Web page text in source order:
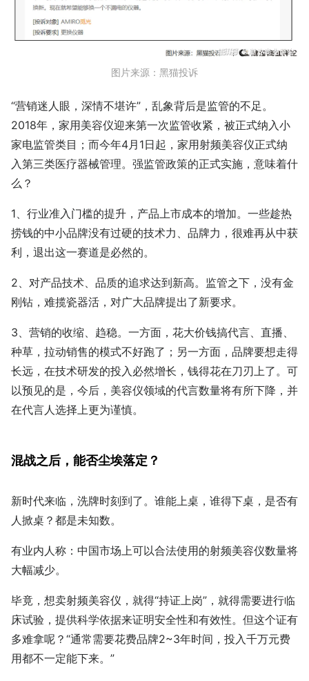
图片来源：黑猫投诉
“营销迷人眼，深情不堪许”，乱象背后是监管的不足。
2018年，家用美容仪迎来第一次监管收紧，被正式纳入小
家电监管类目；而今年4月1日起，家用射频美容仪正式纳
入第三类医疗器械管理。强监管政策的正式实施，意味着什
么？
1、行业准入门槛的提升，产品上市成本的增加。一些趁热
捞钱的中小品牌没有过硬的技术力、品牌力，很难再从中获
利，退出这一赛道是必然的。
2、对产品技术、品质的追求达到新高。监管之下，没有金
刚钻，难揽瓷器活，对广大品牌提出了新要求。
3、营销的收缩、趋稳。一方面，花大价钱搞代言、直播、
种草，拉动销售的模式不好跑了；另一方面，品牌要想走得
长远，在技术研发的投入必然增长，钱得花在刀刃上了。可
以预见的是，今后，美容仪领域的代言数量将有所下降，并
在代言人选择上更为谨慎。
混战之后，能否尘埃落定？
新时代来临，洗牌时刻到了。谁能上桌，谁得下桌，是否有
人掀桌？都是未知数。
有业内人称：中国市场上可以合法使用的射频美容仪数量将
大幅减少。
毕竟，想卖射频美容仪，就得“持证上岗”，就得需要进行临
床试验，提供科学依据来证明安全性和有效性。但这个证有
多难拿呢？“通常需要花费品牌2~3年时间，投入千万元费
用都不一定能下来。”